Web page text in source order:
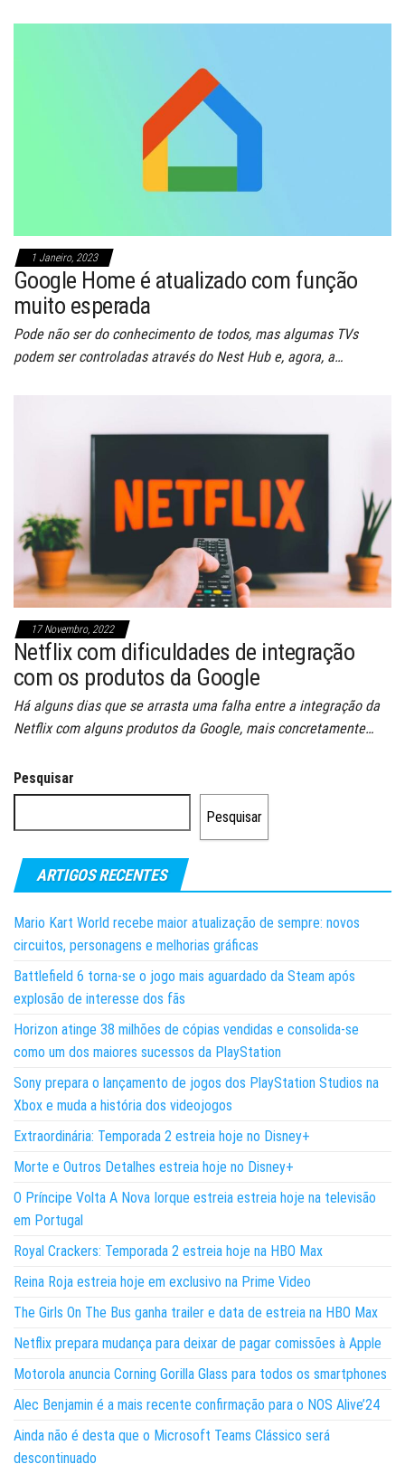
1 Janeiro, 2023
Google Home é atualizado com função
muito esperada
Pode não ser do conhecimento de todos, mas algumas TVs
podem ser controladas através do Nest Hub e, agora, a…
17 Novembro, 2022
Netflix com dificuldades de integração
com os produtos da Google
Há alguns dias que se arrasta uma falha entre a integração da
Netflix com alguns produtos da Google, mais concretamente…
Pesquisar
Pesquisar
ARTIGOS RECENTES
Mario Kart World recebe maior atualização de sempre: novos
circuitos, personagens e melhorias gráficas
Battlefield 6 torna-se o jogo mais aguardado da Steam após
explosão de interesse dos fãs
Horizon atinge 38 milhões de cópias vendidas e consolida-se
como um dos maiores sucessos da PlayStation
Sony prepara o lançamento de jogos dos PlayStation Studios na
Xbox e muda a história dos videojogos
Extraordinária: Temporada 2 estreia hoje no Disney+
Morte e Outros Detalhes estreia hoje no Disney+
O Príncipe Volta A Nova Iorque estreia estreia hoje na televisão
em Portugal
Royal Crackers: Temporada 2 estreia hoje na HBO Max
Reina Roja estreia hoje em exclusivo na Prime Video
The Girls On The Bus ganha trailer e data de estreia na HBO Max
Netflix prepara mudança para deixar de pagar comissões à Apple
Motorola anuncia Corning Gorilla Glass para todos os smartphones
Alec Benjamin é a mais recente confirmação para o NOS Alive’24
Ainda não é desta que o Microsoft Teams Clássico será
descontinuado